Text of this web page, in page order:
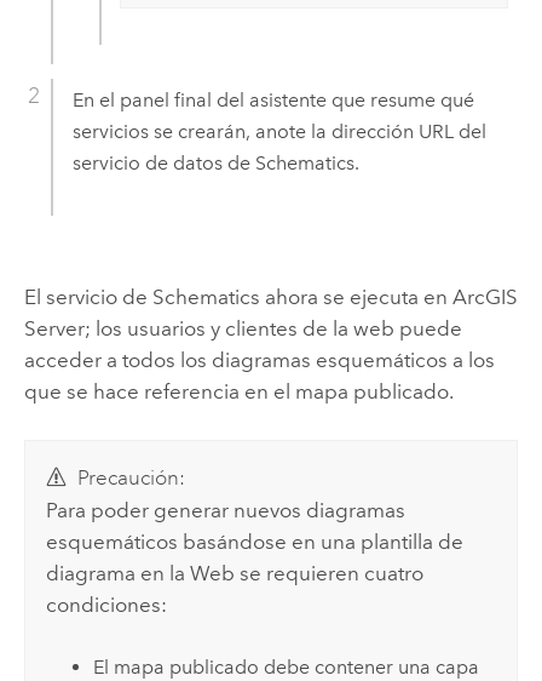
En el panel final del asistente que resume qué
servicios se crearán, anote la dirección URL del
servicio de datos de Schematics.
El servicio de Schematics ahora se ejecuta en ArcGIS
Server; los usuarios y clientes de la web puede
acceder a todos los diagramas esquemáticos a los
que se hace referencia en el mapa publicado.
Precaución:
Para poder generar nuevos diagramas
esquemáticos basándose en una plantilla de
diagrama en la Web se requieren cuatro
condiciones:
El mapa publicado debe contener una capa